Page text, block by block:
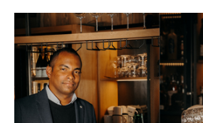
Padre Azul
The Famous Grouse
Ron Barceló
Costa Coffee
Glendalough
Caffè Vergnano